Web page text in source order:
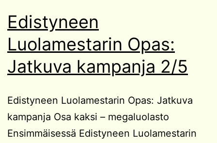
Edistyneen
Luolamestarin Opas:
Jatkuva kampanja 2/5
Edistyneen Luolamestarin Opas: Jatkuva
kampanja Osa kaksi – megaluolasto
Ensimmäisessä Edistyneen Luolamestarin